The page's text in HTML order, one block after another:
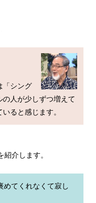
「シング
人が少しずつ増えて
介します。
てくれなくて寂し